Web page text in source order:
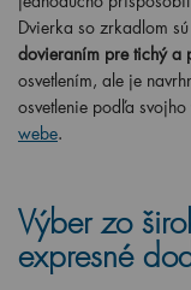
Dvierka so zrkadlom
dovieraním pre tichý a
osvetlením, ale je
osvetlenie podľa
webe.
Výber zo
expresné